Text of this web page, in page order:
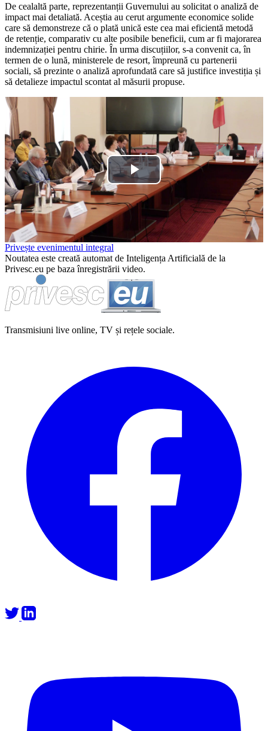
De cealaltă parte, reprezentanții Guvernului au solicitat o analiză de
impact mai detaliată. Aceștia au cerut argumente economice solide
care să demonstreze că o plată unică este cea mai eficientă metodă
de retenție, comparativ cu alte posibile beneficii, cum ar fi majorarea
indemnizației pentru chirie. În urma discuțiilor, s-a convenit ca, în
termen de o lună, ministerele de resort, împreună cu partenerii
sociali, să prezinte o analiză aprofundată care să justifice investiția și
să detalieze impactul scontat al măsurii propuse.
Play
Video
Privește evenimentul integral
Noutatea este creată automat de Inteligența Artificială de la
Privesc.eu pe baza înregistrării video.
Transmisiuni live online, TV și rețele sociale.